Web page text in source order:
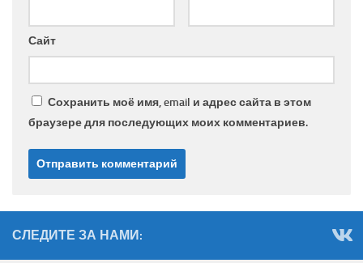
Сайт
Сохранить моё имя, email и адрес сайта в этом
браузере для последующих моих комментариев.
СЛЕДИТЕ ЗА НАМИ: